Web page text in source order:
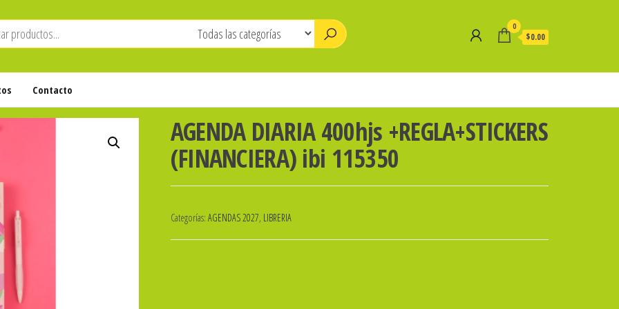
0
$0.00
Contacto
AGENDA DIARIA 400hjs +REGLA+STICKERS
(FINANCIERA) ibi 115350
Categorías: AGENDAS 2027, LIBRERIA